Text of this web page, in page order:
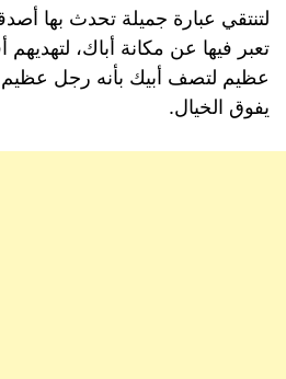
لتنتقي عبارة جميلة تحدث بها
تعبر فيها عن مكانة أباك،
عظيم لتصف أبيك بأنه رجل عظيم
يفوق الخيال.